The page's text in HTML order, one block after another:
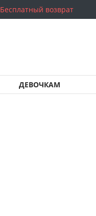
Бесплатный возврат
ДЕВОЧКАМ